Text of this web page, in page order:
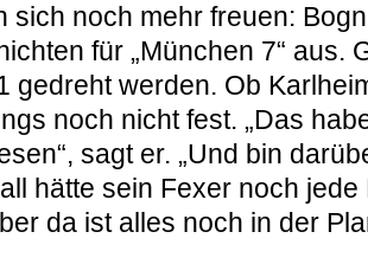
sich noch mehr freuen:
für „München 7“ aus.
gedreht werden. Ob
noch nicht fest. „Das
sagt er. „Und bin
hätte sein Fexer noch
da ist alles noch in der